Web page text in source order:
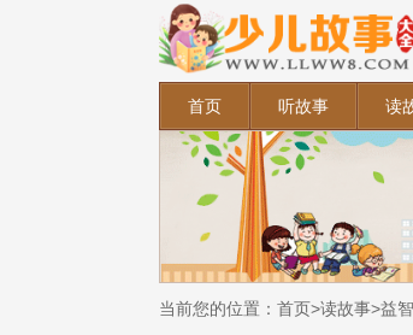
首页 听故事 读
当前您的位置： 首页>读故事>益